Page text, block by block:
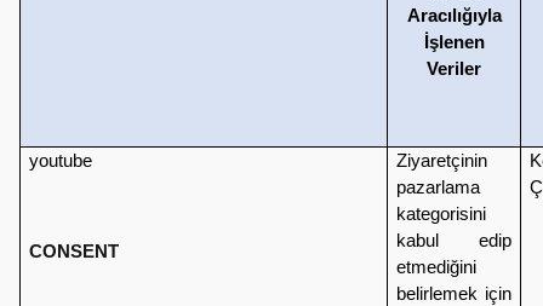
Aracılığıyla
İşlenen
Veriler
youtube
CONSENT
Ziyaretçinin
pazarlama
kategorisini
kabul edip
etmediğini
belirlemek için